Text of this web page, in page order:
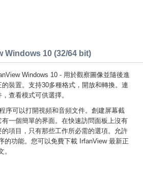
Windows 10 (32/64 bit)
Windows 10 - 用於觀察圖像並隨後進
的裝置。支持30多種格式，開放和轉換。連
查看模式可供選擇。
序可以打開視頻和音頻文件。創建屏幕截
有一個簡單的界面。在快速訪問面板上沒有
的項目，只有那些工作所必需的選項。允許
的功能。您可以免費下載 IrfanView 最新正